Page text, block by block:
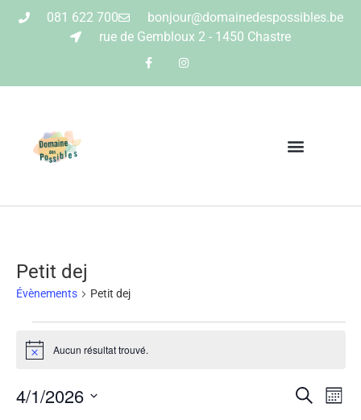
081 622 700
bonjour@domainedespossibles.be
rue de Gembloux 2 - 1450 Chastre
Petit dej
Évènements Petit dej
Notice Aucun résultat trouvé.
Recherche
Mois
4/1/2026